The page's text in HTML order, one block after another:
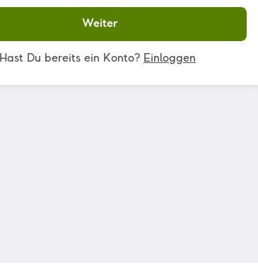
Weiter
Hast Du bereits ein Konto? Einloggen